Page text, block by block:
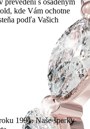
kde Vám ochotne
podľa Vašich
1991. Naše šperky